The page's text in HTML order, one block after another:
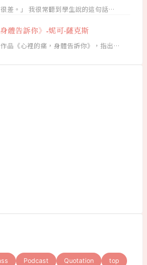
很差。」 我很常聽到學生說的這句話…
體告訴你》-妮可·薩克斯
品《心裡的痛，身體告訴你》，指出…
Podcast Quotation top